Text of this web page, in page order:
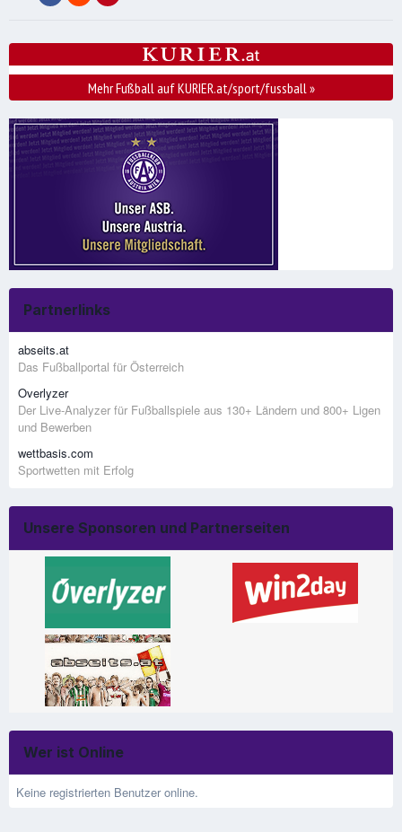
Mehr Fußball auf KURIER.at/sport/fussball»
Partnerlinks
abseits.at
Das Fußballportal für Österreich
Overlyzer
Der Live-Analyzer für Fußballspiele aus 130+ Ländern und 800+ Ligen
und Bewerben
wettbasis.com
Sportwetten mit Erfolg
Unsere Sponsoren und Partnerseiten
Wer ist Online
Keine registrierten Benutzer online.